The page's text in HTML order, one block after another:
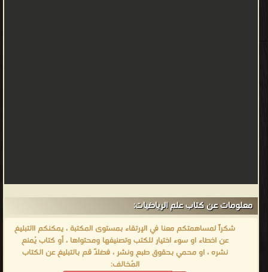
معلومات عن كتاب علم الرياضيات:
شكراً لمساهمتكم معنا في الإرتقاء بمستوى المكتبة ، يمكنكم االتبليغ
عن اخطاء او سوء اختيار للكتب وتصنيفها ومحتواها ، أو كتاب يُمنع
نشره ، او محمي بحقوق طبع ونشر ، فضلاً قم بالتبليغ عن الكتاب
المُخالف: